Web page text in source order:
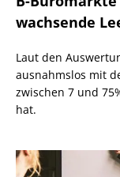
wachsende
Laut den
ausnahmslos mit
zwischen 7 und
hat.